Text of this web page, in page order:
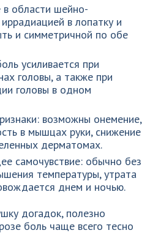
области шейно-
в лопатку и
и симметричной по обе
усиливается при
головы, а также при
головы в одном
возможны онемение,
в мышцах руки, снижение
дерматомах.
самочувствие: обычно без
температуры, утрата
днем и ночью.
догадок, полезно
боль чаще всего тесно